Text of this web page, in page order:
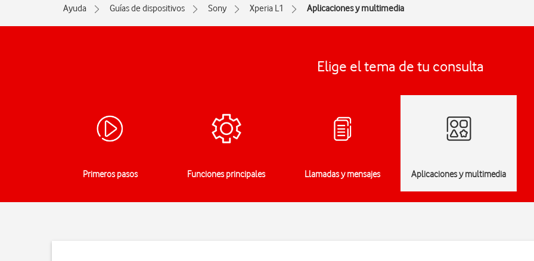
Ayuda Guías de dispositivos Sony Xperia L1 Aplicaciones y multimedia
Elige el tema de tu consulta
Primeros pasos Funciones principales Llamadas y mensajes Aplicaciones y multimedia